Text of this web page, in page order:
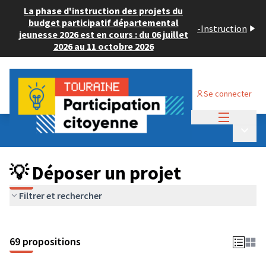
La phase d'instruction des projets du
budget participatif départemental
jeunesse 2026 est en cours : du 06 juillet
2026 au 11 octobre 2026
-Instruction
Se connecter
Budget Participatif ADULTE 2024
💡 Déposer un projet
💡 Déposer un projet
Filtrer et rechercher
69 propositions